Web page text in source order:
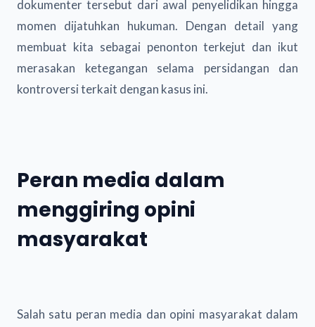
dokumenter tersebut dari awal penyelidikan hingga
momen dijatuhkan hukuman. Dengan detail yang
membuat kita sebagai penonton terkejut dan ikut
merasakan ketegangan selama persidangan dan
kontroversi terkait dengan kasus ini.
Peran media dalam
menggiring opini
masyarakat
Salah satu peran media dan opini masyarakat dalam